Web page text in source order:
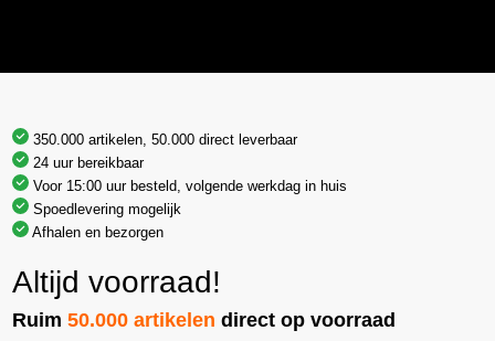
350.000 artikelen, 50.000 direct leverbaar
24 uur bereikbaar
Voor 15:00 uur besteld, volgende werkdag in huis
Spoedlevering mogelijk
Afhalen en bezorgen
Altijd voorraad!
Ruim50.000 artikelen direct op voorraad